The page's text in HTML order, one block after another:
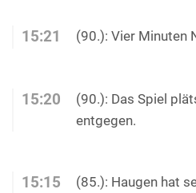
15:21 (90.): Vier Minuten
15:20
(90.): Das Spiel
entgegen.
15:15
(85.): Haugen hat